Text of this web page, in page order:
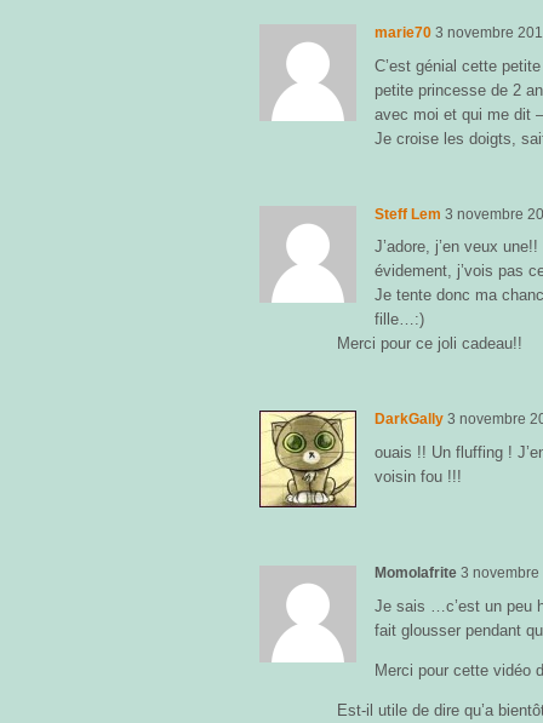
marie70 3 novembre
C’est génial cette
petite princesse de 2
avec moi et qui me dit
Je croise les doigts,
Steff Lem 3 novembre
J’adore, j’en veux
évidement, j’vois pas
Je tente donc ma
fille…:)
Merci pour ce joli cadeau!!
DarkGally 3 novembre
ouais !! Un fluffing !
voisin fou !!!
Momolafrite 3 novembre
Je sais …c’est un peu
fait glousser pendant
Merci pour cette vidéo
Est-il utile de dire qu’a